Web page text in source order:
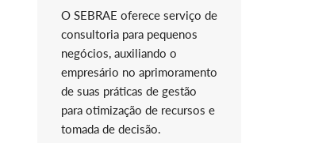
O SEBRAE oferece serviço de
consultoria para pequenos
negócios, auxiliando o
empresário no aprimoramento
de suas práticas de gestão
para otimização de recursos e
tomada de decisão.